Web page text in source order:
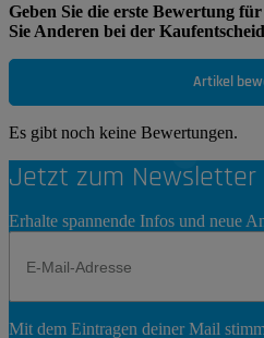
Geben Sie die erste Bewertung
Sie Anderen bei der
Artikel
Es gibt noch keine Bewertungen.
Jetzt zum Newsletter
Erhalte spannende Infos und neue
Mit dem Eintragen deiner Mail